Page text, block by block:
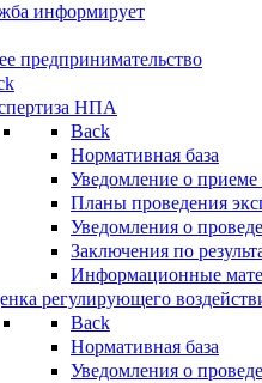
информирует
предпринимательство
НПА
Back
Нормативная база
Уведомление о
Планы проведения
Уведомления о
Заключения по
Информационные
регулирующего
Back
Нормативная база
Уведомления о